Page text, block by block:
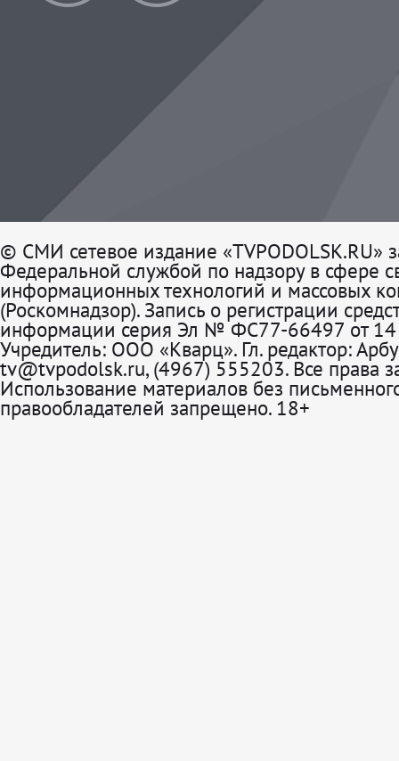
© СМИ сетевое издание «TVPODOLSK.RU»
Федеральной службой по надзору в сфере
информационных технологий и массовых
(Роскомнадзор). Запись о регистрации
информации серия Эл № ФС77-66497 от 14
Учредитель: ООО «Кварц». Гл. редактор:
tv@tvpodolsk.ru, (4967) 555203. Все права
Использование материалов без
правообладателей запрещено. 18+